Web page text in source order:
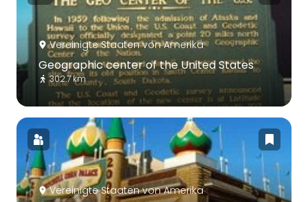
Vereinigte Staaten von Amerika
Geographic center of the United States
302.7 km
Vereinigte Staaten von Amerika